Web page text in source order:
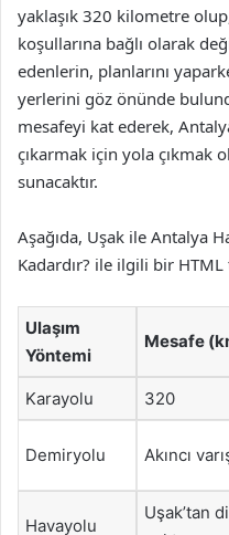
yaklaşık 320 kilometre
koşullarına bağlı olarak
edenlerin, planlarını
yerlerini göz önünde
mesafeyi kat ederek,
çıkarmak için yola çıkmak
sunacaktır.
Aşağıda, Uşak ile Antalya
Kadardır? ile ilgili bir
Ulaşım
Yöntemi
Mesafe
Karayolu 320
Demiryolu Akıncı
Havayolu
Uşak’tan